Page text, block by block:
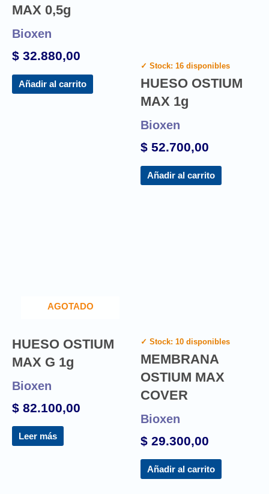
MAX 0,5g
Bioxen
$ 32.880,00
Añadir al carrito
✓ Stock: 16 disponibles
HUESO OSTIUM
MAX 1g
Bioxen
$ 52.700,00
Añadir al carrito
AGOTADO
HUESO OSTIUM
MAX G 1g
Bioxen
$ 82.100,00
Leer más
✓ Stock: 10 disponibles
MEMBRANA
OSTIUM MAX
COVER
Bioxen
$ 29.300,00
Añadir al carrito